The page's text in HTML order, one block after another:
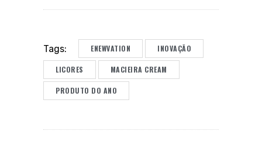
Tags: ENEWVATION INOVAÇÃO
LICORES MACIEIRA CREAM
PRODUTO DO ANO